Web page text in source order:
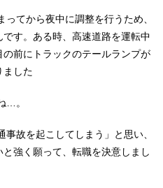
てから夜中に調整を行うため、
す。ある時、高速道路を運転中
の前にトラックのテールランプが
ました
…。
事故を起こしてしまう」と思い、
強く願って、転職を決意しまし